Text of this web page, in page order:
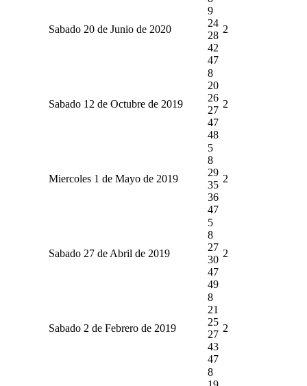
Sabado 20 de Junio de 2020
9
24
28
42
47
2
Sabado 12 de Octubre de 2019
8
20
26
27
47
48
2
Miercoles 1 de Mayo de 2019
5
8
29
35
36
47
2
Sabado 27 de Abril de 2019
5
8
27
30
47
49
2
Sabado 2 de Febrero de 2019
8
21
25
27
43
47
2
8